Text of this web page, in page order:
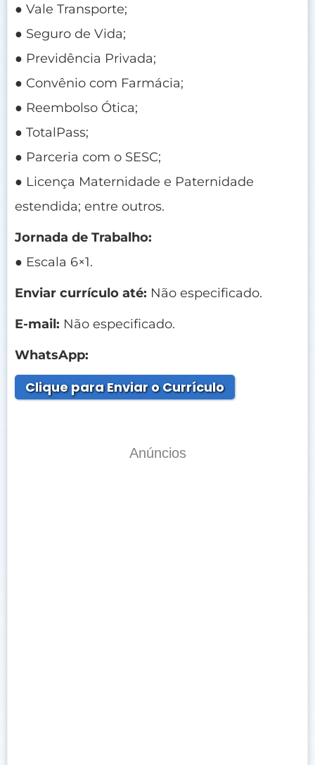
● Vale Transporte;
● Seguro de Vida;
● Previdência Privada;
● Convênio com Farmácia;
● Reembolso Ótica;
● TotalPass;
● Parceria com o SESC;
● Licença Maternidade e Paternidade
estendida; entre outros.
Jornada de Trabalho:
● Escala 6×1.
Enviar currículo até: Não especificado.
E-mail: Não especificado.
WhatsApp:
Clique para Enviar o Currículo
Anúncios